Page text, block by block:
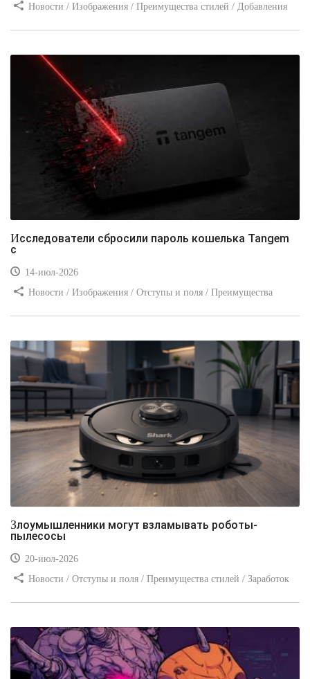
Новости / Изображения / Преимущества стилей / Добавления
Исследователи сбросили пароль кошелька Tangem
с
14-июл-2026
Новости / Изображения / Отступы и поля / Преимущества
Злоумышленники могут взламывать роботы-
пылесосы
20-июл-2026
Новости / Отступы и поля / Преимущества стилей / Заработок